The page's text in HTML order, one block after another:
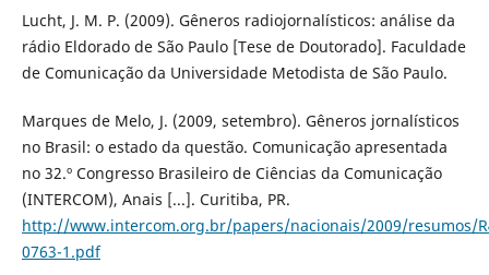
Lucht, J. M. P. (2009). Gêneros radiojornalísticos: análise da
rádio Eldorado de São Paulo [Tese de Doutorado]. Faculdade
de Comunicação da Universidade Metodista de São Paulo.
Marques de Melo, J. (2009, setembro). Gêneros jornalísticos
no Brasil: o estado da questão. Comunicação apresentada
no 32.º Congresso Brasileiro de Ciências da Comunicação
(INTERCOM), Anais [...]. Curitiba, PR.
http://www.intercom.org.br/papers/nacionais/2009/resumos/
0763-1.pdf